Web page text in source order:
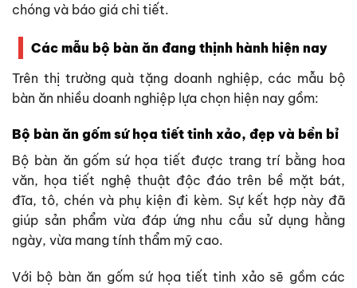
chóng và báo giá chi tiết.
Các mẫu bộ bàn ăn đang thịnh hành hiện nay
Trên thị trường quà tặng doanh nghiệp, các mẫu bộ
bàn ăn nhiều doanh nghiệp lựa chọn hiện nay gồm:
Bộ bàn ăn gốm sứ họa tiết tinh xảo, đẹp và bền bỉ
Bộ bàn ăn gốm sứ họa tiết được trang trí bằng hoa
văn, họa tiết nghệ thuật độc đáo trên bề mặt bát,
đĩa, tô, chén và phụ kiện đi kèm. Sự kết hợp này đã
giúp sản phẩm vừa đáp ứng nhu cầu sử dụng hằng
ngày, vừa mang tính thẩm mỹ cao.
Với bộ bàn ăn gốm sứ họa tiết tinh xảo sẽ gồm các